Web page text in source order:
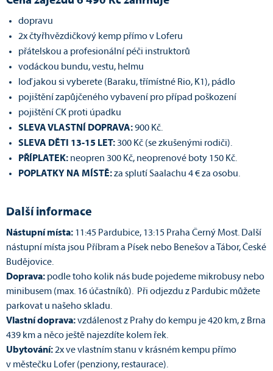
dopravu
2x čtyřhvězdičkový kemp přímo v Loferu
přátelskou a profesionální péči instruktorů
vodáckou bundu, vestu, helmu
loď jakou si vyberete (Baraku, třímístné Rio, K1), pádlo
pojištění zapůjčeného vybavení pro případ poškození
pojištění CK proti úpadku
SLEVA VLASTNÍ DOPRAVA:900 Kč.
SLEVA DĚTI 13-15 LET:300 Kč (se zkušenými rodiči).
PŘÍPLATEK: neopren 300 Kč, neoprenové boty 150 Kč.
POPLATKY NA MÍSTĚ:za splutí Saalachu 4 € za osobu.
Další informace
Nástupní místa: 11:45 Pardubice, 13:15 Praha Černý Most. Další
nástupní místa jsou Příbram a Písek nebo Benešov a Tábor, České
Budějovice.
Doprava: podle toho kolik nás bude pojedeme mikrobusy nebo
minibusem (max. 16 účastníků). Při odjezdu z Pardubic můžete
parkovat u našeho skladu.
Vlastní doprava:vzdálenost z Prahy do kempu je 420 km, z Brna
439 km a něco ještě najezdíte kolem řek.
Ubytování:2x ve vlastním stanu v krásném kempu přímo
v městečku Lofer (penziony, restaurace).